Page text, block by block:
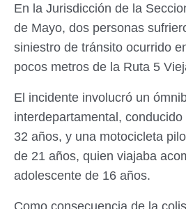
En la Jurisdicción de la
de Mayo, dos personas
siniestro de tránsito ocurrido
pocos metros de la Ruta 5
El incidente involucró un
interdepartamental,
32 años, y una motocicleta
de 21 años, quien viajaba
adolescente de 16 años.
Como consecuencia de la